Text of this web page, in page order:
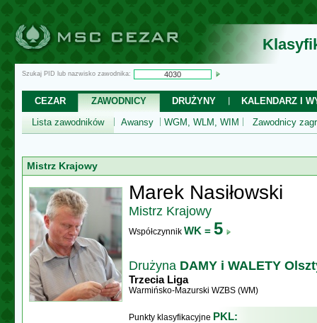
Szukaj PID lub nazwisko zawodnika:
CEZAR ZAWODNICY DRUŻYNY
KALENDARZ I
Lista zawodników
Awansy WGM, WLM, WIM Zawodnicy
Mistrz Krajowy
Marek Nasiłowski
Mistrz Krajowy
Współczynnik WK = 5
Drużyna DAMY i WALETY
Trzecia Liga
Warmińsko-Mazurski WZBS (WM)
Punkty klasyfikacyjne PKL: